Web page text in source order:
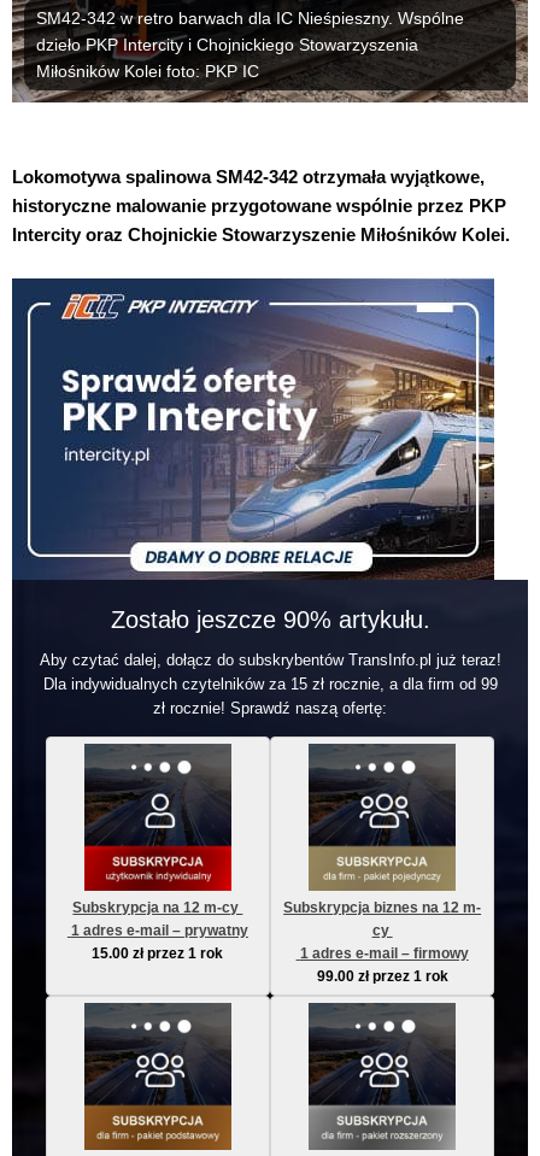
SM42-342 w retro barwach dla IC Nieśpieszny. Wspólne
dzieło PKP Intercity i Chojnickiego Stowarzyszenia
Miłośników Kolei foto: PKP IC
Lokomotywa spalinowa SM42-342 otrzymała wyjątkowe,
historyczne malowanie przygotowane wspólnie przez PKP
Intercity oraz Chojnickie Stowarzyszenie Miłośników Kolei.
Zostało jeszcze 90% artykułu.
Aby czytać dalej, dołącz do subskrybentów TransInfo.pl już teraz!
Dla indywidualnych czytelników za 15 zł rocznie, a dla firm od 99
zł rocznie! Sprawdź naszą ofertę:
Subskrypcja na 12 m-cy
1 adres e-mail – prywatny
15.00zł przez 1 rok
Subskrypcja biznes na 12 m-
cy
1 adres e-mail – firmowy
99.00 zł przez 1 rok